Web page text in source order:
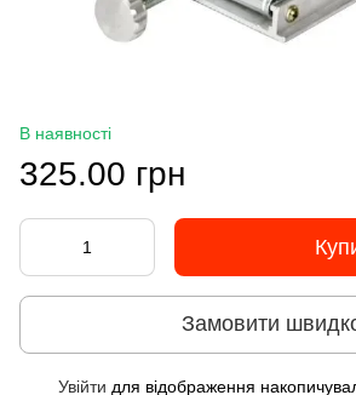
В наявності
325.00 грн
Замовити
Увійти для відображення